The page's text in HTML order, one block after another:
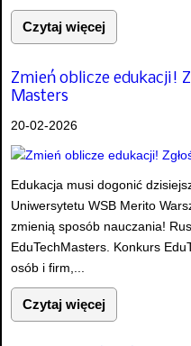
Czytaj więcej
Zmień oblicze edukacji!
Masters
20-02-2026
Edukacja musi dogonić
Uniwersytetu WSB Merito
zmienią sposób nauczania!
EduTechMasters. Konkurs
osób i firm,...
Czytaj więcej